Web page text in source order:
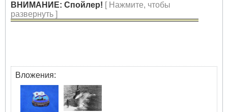
ВНИМАНИЕ: Спойлер!
[ Нажмите, чтобы
развернуть ]
Вложения: